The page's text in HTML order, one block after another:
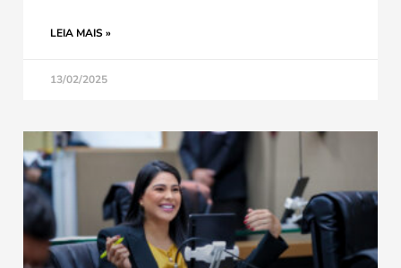
LEIA MAIS »
13/02/2025